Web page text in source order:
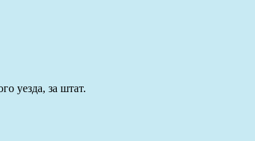
уезда, за штат.